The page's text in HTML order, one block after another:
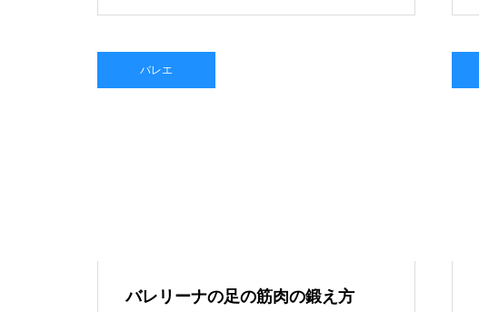
バレエ
バレリーナの足の筋肉の鍛え方